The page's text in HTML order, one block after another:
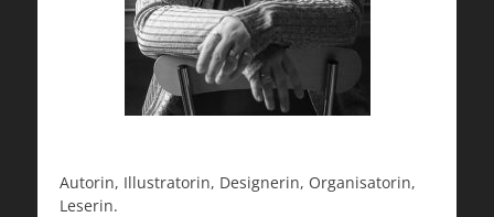
Autorin, Illustratorin, Designerin, Organisatorin,
Leserin.